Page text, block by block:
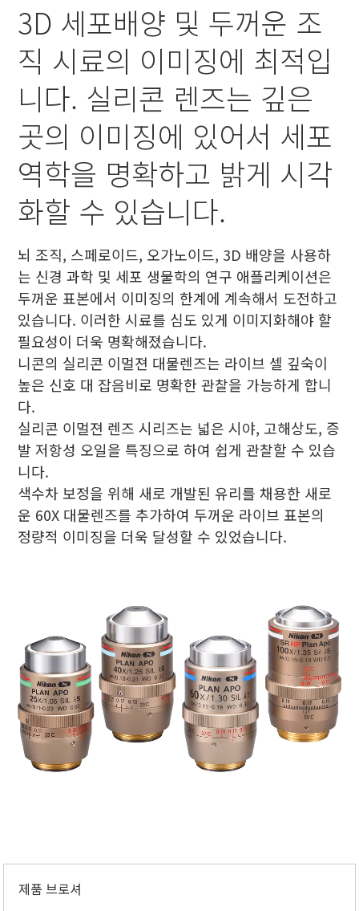
3D 세포배양 및 두꺼운 조
직 시료의 이미징에 최적입
니다. 실리콘 렌즈는 깊은
곳의 이미징에 있어서 세포
역학을 명확하고 밝게 시각
화할 수 있습니다.
뇌 조직, 스페로이드, 오가노이드, 3D 배양을 사용하
는 신경 과학 및 세포 생물학의 연구 애플리케이션은
두꺼운 표본에서 이미징의 한계에 계속해서 도전하고
있습니다. 이러한 시료를 심도 있게 이미지화해야 할
필요성이 더욱 명확해졌습니다.
니콘의 실리콘 이멀젼 대물렌즈는 라이브 셀 깊숙이
높은 신호 대 잡음비로 명확한 관찰을 가능하게 합니
다.
실리콘 이멀젼 렌즈 시리즈는 넓은 시야, 고해상도, 증
발 저항성 오일을 특징으로 하여 쉽게 관찰할 수 있습
니다.
색수차 보정을 위해 새로 개발된 유리를 채용한 새로
운 60X 대물렌즈를 추가하여 두꺼운 라이브 표본의
정량적 이미징을 더욱 달성할 수 있었습니다.
제품 브로셔